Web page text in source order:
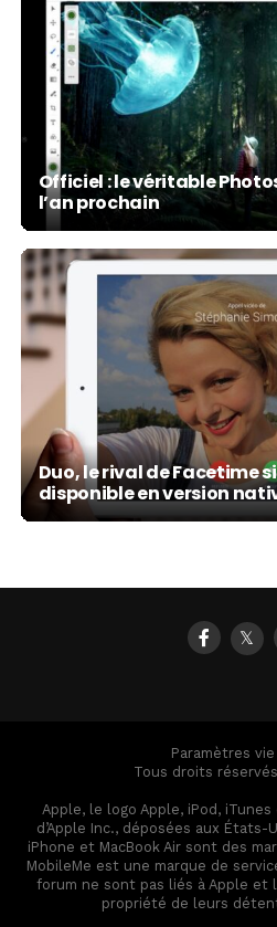
Officiel : le véritable
l’an prochain
Duo, le rival de Facetime
disponible en version
𝕏
Paramètres
Tous droits
Apple, le logo Apple, iPod,
d’Apple Inc., déposées aux États-
iPhone et MacBook Air sont des
MobileMe est une marque de
forum ne sont pas liés à Apple et
propriété de leurs